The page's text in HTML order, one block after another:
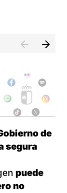
de
segura
puede
no